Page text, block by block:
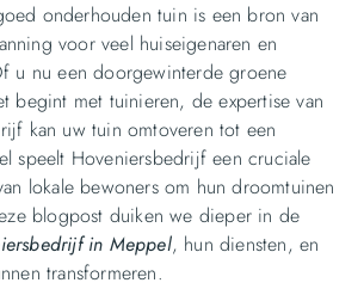
onderhouden tuin is een bron van
voor veel huiseigenaren en
u nu een doorgewinterde groene
begint met tuinieren, de expertise van
kan uw tuin omtoveren tot een
speelt Hoveniersbedrijf een cruciale
lokale bewoners om hun droomtuinen
blogpost duiken we dieper in de
in Meppel, hun diensten, en
transformeren.